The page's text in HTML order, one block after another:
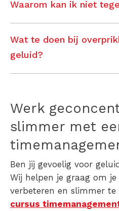
Waarom kan ik niet
Wat te doen bij
geluid?
Werk
slimmer met
Ben jij gevoelig voor
Wij helpen je graag om
verbeteren en slimmer te
cursus